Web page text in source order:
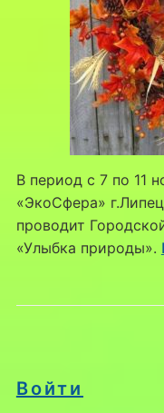
Войти
В период с 7 по 11
«ЭкоСфера»
проводит
«Улыбка природы».